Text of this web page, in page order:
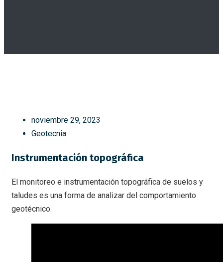
noviembre 29, 2023
Geotecnia
Instrumentación topográfica
El monitoreo e instrumentación topográfica de suelos y
taludes es una forma de analizar del comportamiento
geotécnico.